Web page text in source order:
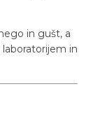
in gušt, a
in